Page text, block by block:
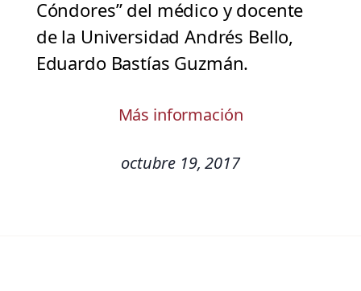
Cóndores” del médico y docente
de la Universidad Andrés Bello,
Eduardo Bastías Guzmán.
Más información
octubre 19, 2017